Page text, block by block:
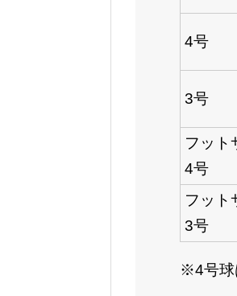
4号
3号
フット
4号
フット
3号
※4号球